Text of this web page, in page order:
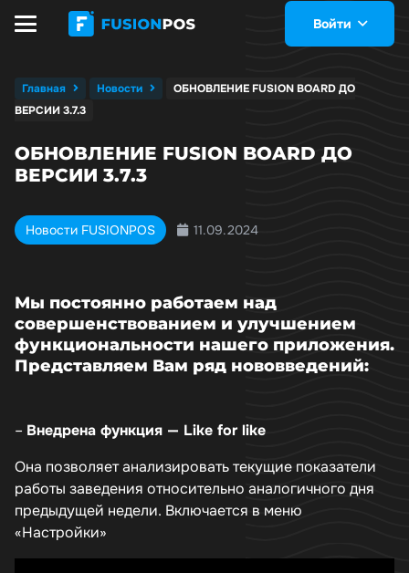
Войти
Главная Новости
ОБНОВЛЕНИЕ FUSION BOARD ДО
ВЕРСИИ 3.7.3
ОБНОВЛЕНИЕ FUSION BOARD ДО
ВЕРСИИ 3.7.3
Новости FUSIONPOS 11.09.2024
Мы постоянно работаем над
совершенствованием и улучшением
функциональности нашего приложения.
Представляем Вам ряд нововведений:
– Внедрена функция — Like for like
Она позволяет анализировать текущие показатели
работы заведения относительно аналогичного дня
предыдущей недели. Включается в меню
«Настройки»